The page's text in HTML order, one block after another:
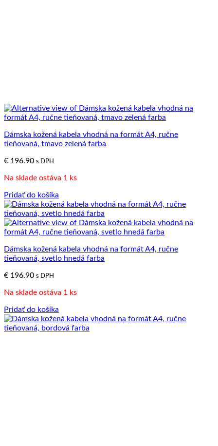
Dámska kožená kabela vhodná na formát A4, ručne
tieňovaná, tmavo zelená farba
€ 196.90 s DPH
Na sklade ostáva 1 ks
Pridať do košíka
Dámska kožená kabela vhodná na formát A4, ručne
tieňovaná, svetlo hnedá farba
€ 196.90 s DPH
Na sklade ostáva 1 ks
Pridať do košíka